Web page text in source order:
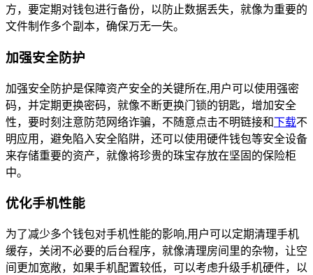
方，要定期对钱包进行备份，以防止数据丢失，就像为重要的
文件制作多个副本，确保万无一失。
加强安全防护
加强安全防护是保障资产安全的关键所在,用户可以使用强密
码，并定期更换密码，就像不断更换门锁的钥匙，增加安全
性，要时刻注意防范网络诈骗，不随意点击不明链接和下载不
明应用，避免陷入安全陷阱，还可以使用硬件钱包等安全设备
来存储重要的资产，就像将珍贵的珠宝存放在坚固的保险柜
中。
优化手机性能
为了减少多个钱包对手机性能的影响,用户可以定期清理手机
缓存，关闭不必要的后台程序，就像清理房间里的杂物，让空
间更加宽敞，如果手机配置较低，可以考虑升级手机硬件，以